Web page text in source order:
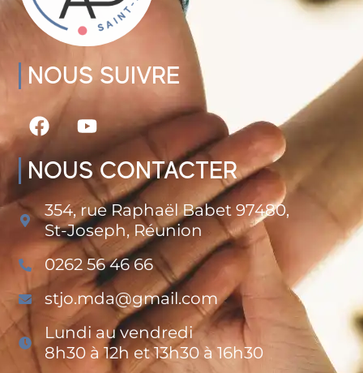
NOUS SUIVRE
NOUS CONTACTER
354, rue Raphaël Babet 97480,
St-Joseph, Réunion
0262 56 46 66
stjo.mda@gmail.com
Lundi au vendredi
8h30 à 12h et 13h30 à 16h30